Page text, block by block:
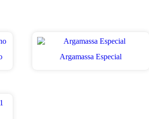
Argamassa Especial